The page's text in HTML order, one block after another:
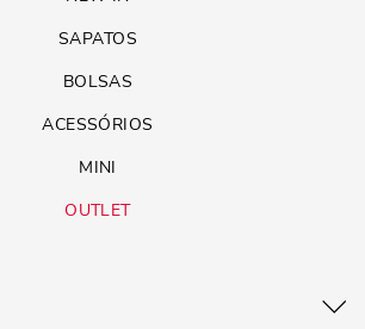
SAPATOS
BOLSAS
ACESSÓRIOS
MINI
OUTLET